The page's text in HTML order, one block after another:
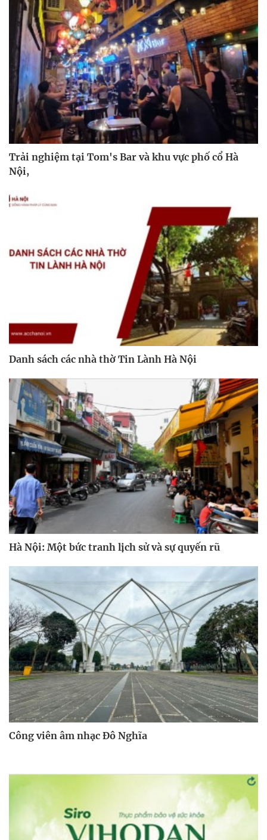
Trải nghiệm tại Tom's Bar và khu vực phố cổ Hà
Nội,
Danh sách các nhà thờ Tin Lành Hà Nội
Hà Nội: Một bức tranh lịch sử và sự quyến rũ
Công viên âm nhạc Đô Nghĩa